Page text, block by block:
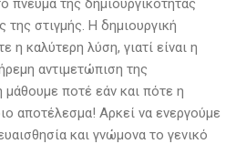
πνεύμα της δημιουργικότητας
της στιγμής. Η δημιουργική
η καλύτερη λύση, γιατί είναι η
αντιμετώπιση της
ποτέ εάν και πότε η
αποτέλεσμα! Αρκεί να ενεργούμε
και γνώμονα το γενικό